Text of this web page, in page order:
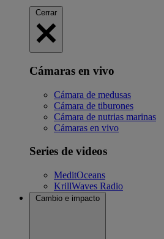
Cerrar
Cámaras en vivo
Cámara de medusas
Cámara de tiburones
Cámara de nutrias marinas
Cámaras en vivo
Series de videos
MeditOceans
KrillWaves Radio
Cambio e impacto